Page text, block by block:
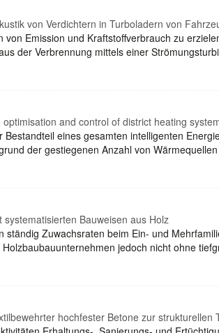
von Verdichtern in Turboladern von
Emission und Kraftstoffverbrauch zu
der Verbrennung mittels einer
and control of district heating
eines gesamten intelligenten
der gestiegenen Anzahl von
Bauweisen aus Holz
ständig Zuwachsraten beim Ein- und
jedoch nicht ohne
hochfester Betone zur strukturellen